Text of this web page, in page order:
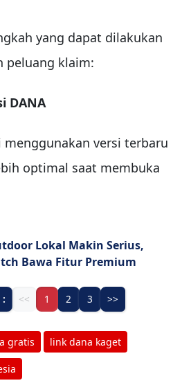
yang dapat dilakukan
peluang klaim:
DANA
menggunakan versi terbaru
optimal saat membuka
Lokal Makin Serius,
Bawa Fitur Premium
: << 1 2 3 >>
gratis link dana kaget